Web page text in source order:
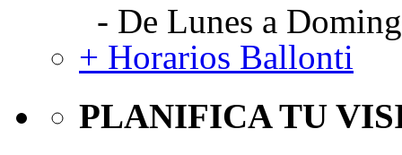
- De Lunes a
+ Horarios Ballonti
PLANIFICA TU